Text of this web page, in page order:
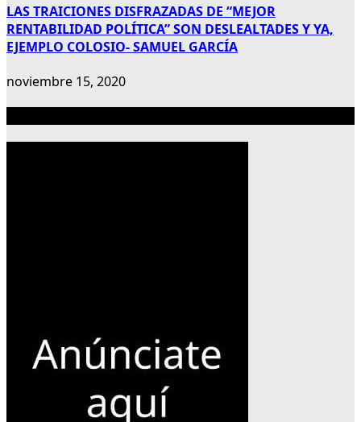
LAS TRAICIONES DISFRAZADAS DE “MEJOR
RENTABILIDAD POLÍTICA” SON DESLEALTADES Y YA,
EJEMPLO COLOSIO- SAMUEL GARCÍA
noviembre 15, 2020